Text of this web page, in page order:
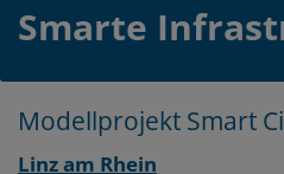
Smarte
Seitenbereich
Hauptinhalt
Layout
Modellprojekt Smart
Linz am Rhein